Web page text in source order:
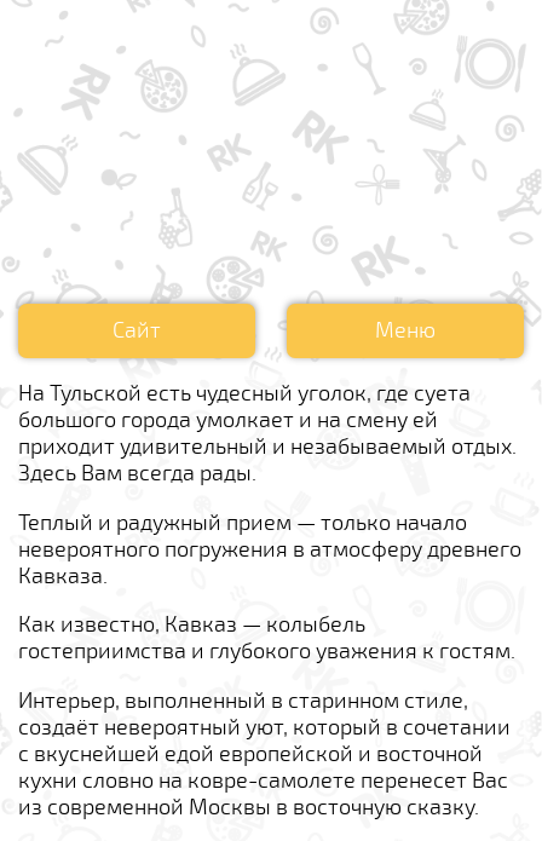
Сайт Меню
На Тульской есть чудесный уголок, где суета
большого города умолкает и на смену ей
приходит удивительный и незабываемый отдых.
Здесь Вам всегда рады.
Теплый и радужный прием — только начало
невероятного погружения в атмосферу древнего
Кавказа.
Как известно, Кавказ — колыбель
гостеприимства и глубокого уважения к гостям.
Интерьер, выполненный в старинном стиле,
создаёт невероятный уют, который в сочетании
с вкуснейшей едой европейской и восточной
кухни словно на ковре-самолете перенесет Вас
из современной Москвы в восточную сказку.